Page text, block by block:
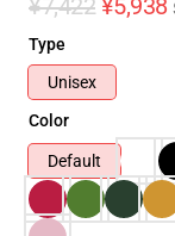
¥7,422 ¥5,938
Type
Unisex
Color
Default